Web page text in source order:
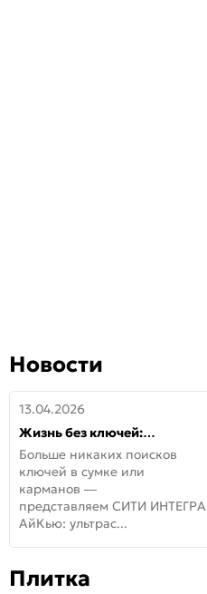
Новости
13.04.2026
Жизнь без ключей:
встречайте новую дверь
СИТИ ИНТЕГРА АйКью!
Больше никаких поисков
ключей в сумке или
карманов —
представляем СИТИ ИНТЕГРА
АйКью: ультрас...
Плитка